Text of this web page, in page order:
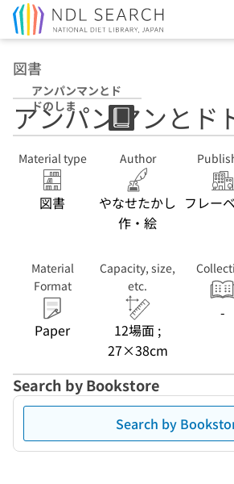
図書
アンパンマンとド
ドのしま
アンパンマンとド
Material type
図書
Author
やなせたかし
作・絵
フレー
Material
Format
Paper
Capacity, size,
etc.
12場面 ;
27×38cm
-
Search by Bookstore
Search by